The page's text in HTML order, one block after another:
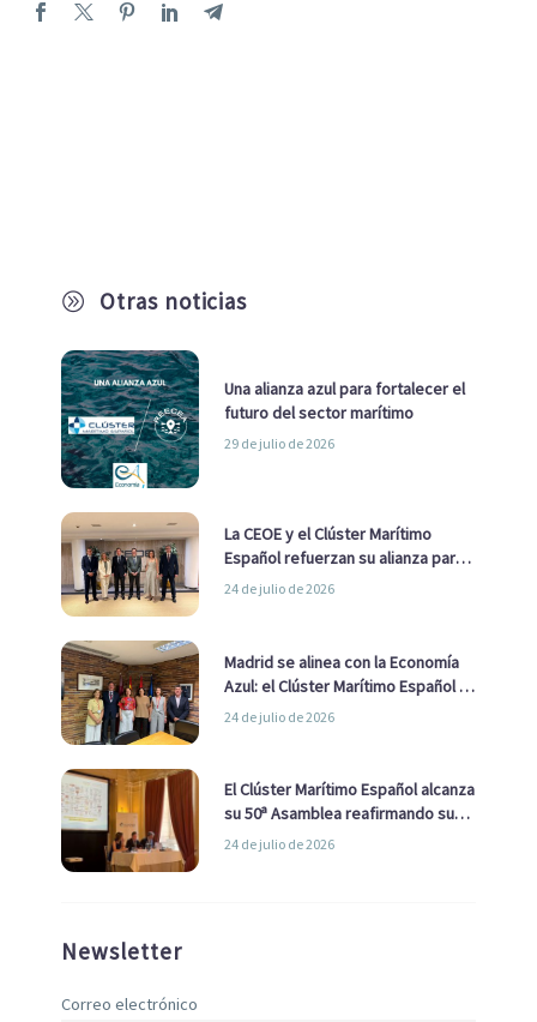
A Otras noticias
Una alianza azul para fortalecer el
futuro del sector marítimo
29 de julio de 2026
La CEOE y el Clúster Marítimo
Español refuerzan su alianza para
impulsar una estrategia Nacional
24 de julio de 2026
Madrid se alinea con la Economía
Azul: el Clúster Marítimo Español y
la Real Liga Naval avanzan alianzas
24 de julio de 2026
El Clúster Marítimo Español alcanza
su 50ª Asamblea reafirmando su
liderazgo en la Economía Azul
24 de julio de 2026
Newsletter
Correo electrónico